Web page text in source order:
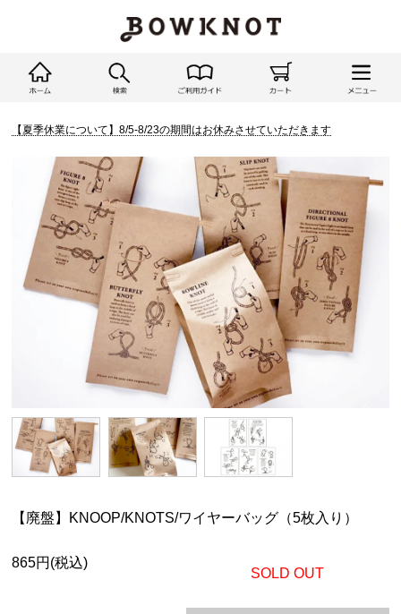
【夏季休業について】8/5-8/23の期間はお休みさせていただきます
【廃盤】KNOOP/KNOTS/ワイヤーバッグ（5枚入り）
865円(税込)
SOLD OUT